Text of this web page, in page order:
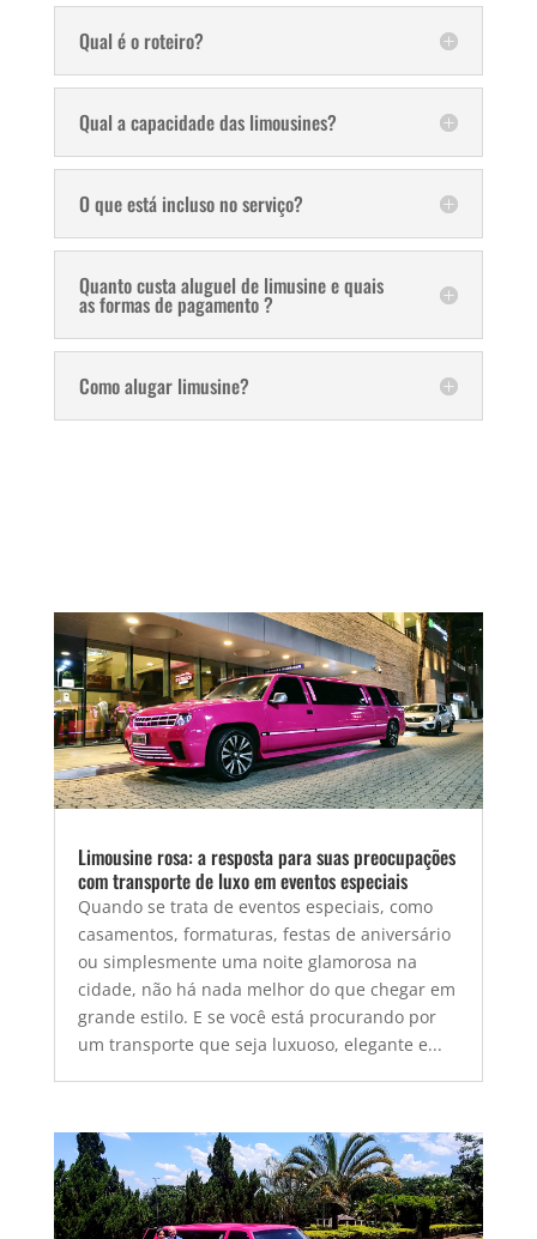
Qual é o roteiro?
Qual a capacidade das limousines?
O que está incluso no serviço?
Quanto custa aluguel de limusine e quais
as formas de pagamento ?
Como alugar limusine?
Limousine rosa: a resposta para suas preocupações
com transporte de luxo em eventos especiais
Quando se trata de eventos especiais, como
casamentos, formaturas, festas de aniversário
ou simplesmente uma noite glamorosa na
cidade, não há nada melhor do que chegar em
grande estilo. E se você está procurando por
um transporte que seja luxuoso, elegante e...